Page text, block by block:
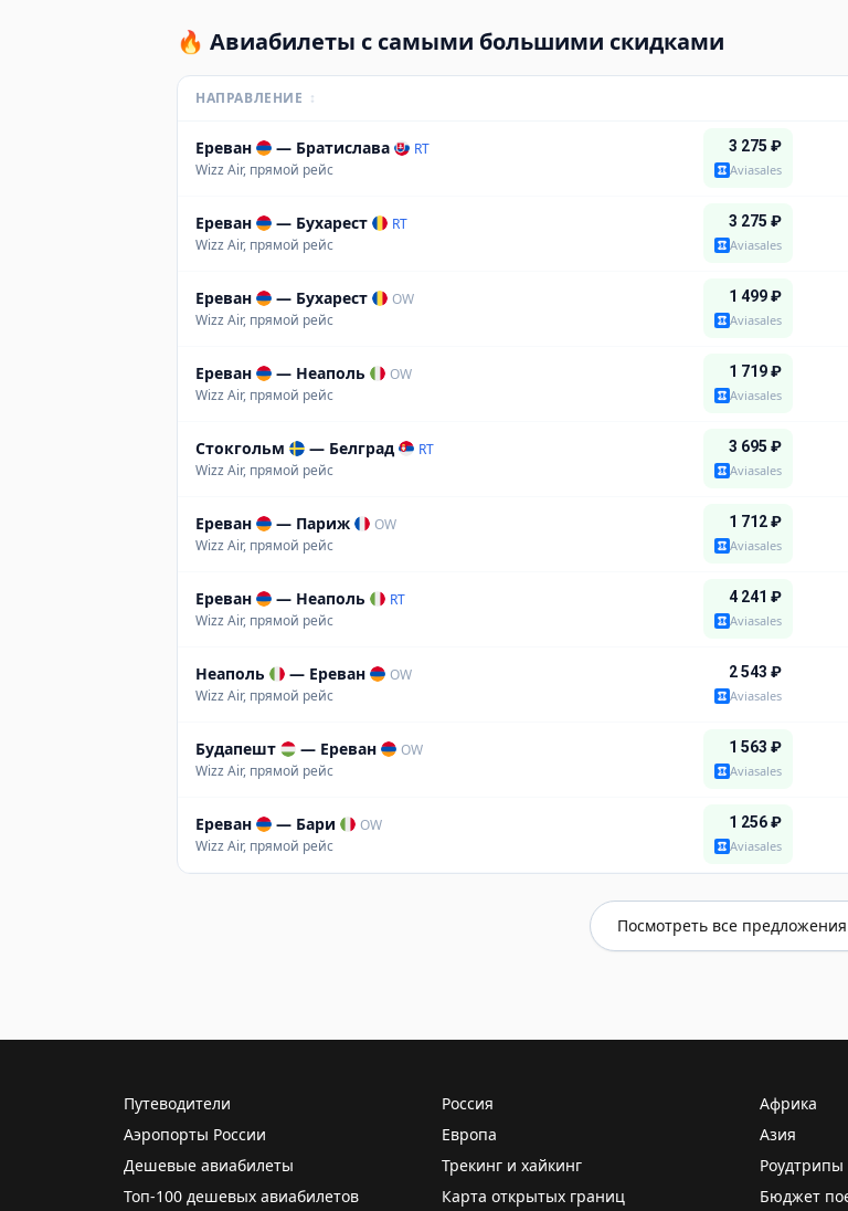
🔥 Авиабилеты с самыми большими скидками
НАПРАВЛЕНИЕ ↕
Ереван — Братислава
RT
Wizz Air, прямой рейс
3 275 ₽
Aviasales
Ереван — Бухарест
RT
Wizz Air, прямой рейс
3 275 ₽
Aviasales
Ереван — Бухарест
OW
Wizz Air, прямой рейс
1 499₽
Aviasales
Ереван — Неаполь
OW
Wizz Air, прямой рейс
1 719₽
Aviasales
Стокгольм — Белград
RT
Wizz Air, прямой рейс
3 695 ₽
Aviasales
Ереван — Париж
OW
Wizz Air, прямой рейс
1 712₽
Aviasales
Ереван — Неаполь
RT
Wizz Air, прямой рейс
4 241 ₽
Aviasales
Неаполь — Ереван
OW
Wizz Air, прямой рейс
2 543 ₽
Aviasales
Будапешт — Ереван
OW
Wizz Air, прямой рейс
1 563 ₽
Aviasales
Ереван — Бари
OW
Wizz Air, прямой рейс
1 256₽
Aviasales
Посмотреть все
Путеводители Россия Африка
Аэропорты России
Европа Азия
Дешевые авиабилеты
Трекинг и хайкинг Роудтрипы
Топ-100 дешевых авиабилетов
Карта открытых границ Бюджет